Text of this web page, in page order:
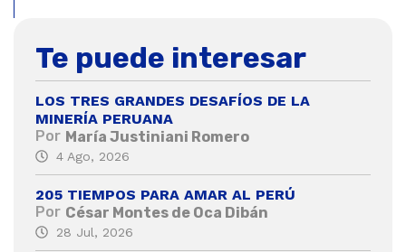
Te puede interesar
LOS TRES GRANDES DESAFÍOS DE LA
MINERÍA PERUANA
Por María Justiniani Romero
4 Ago, 2026
205 TIEMPOS PARA AMAR AL PERÚ
Por César Montes de Oca Dibán
28 Jul, 2026